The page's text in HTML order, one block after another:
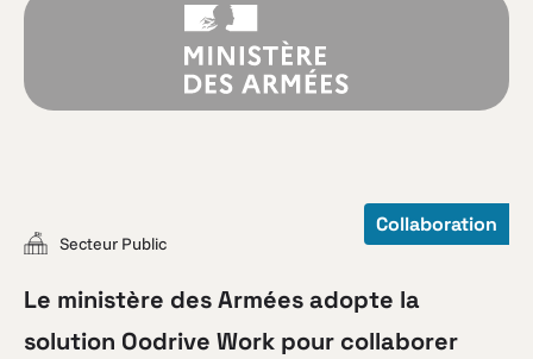
Collaboration
Secteur Public
Le ministère des Armées adopte la
solution Oodrive Work pour collaborer